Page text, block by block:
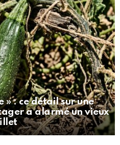
» : ce détail sur une
a alarmé un vieux